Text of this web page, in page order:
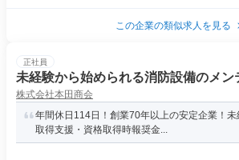
この企業の類似求人を見る
正社員
未経験から始められる消防設備のメン
株式会社本田商会
年間休日114日！創業70年以上の安定企業！
取得支援・資格取得時報奨金...